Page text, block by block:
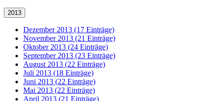
2013
Dezember 2013 (17 Einträge)
November 2013 (21 Einträge)
Oktober 2013 (24 Einträge)
September 2013 (23 Einträge)
August 2013 (22 Einträge)
Juli 2013 (18 Einträge)
Juni 2013 (22 Einträge)
Mai 2013 (22 Einträge)
April 2013 (21 Einträge)